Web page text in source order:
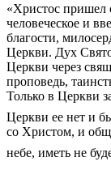
«Христос пришел
человеческое и
благости,
Церкви. Дух
Церкви через
проповедь,
Только в Церкви
Церкви ее нет и
со Христом, и
небе, иметь не